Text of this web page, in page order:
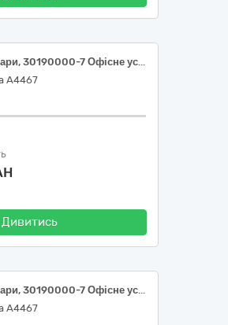
Канцелярські товари, 30190000-7 Офісне устаткування та приладдя різне за ДК 021:2015 Єдиного закупівельного словника
А4467
Дивитись
Канцелярські товари, 30190000-7 Офісне устаткування та приладдя різне за ДК 021:2015 Єдиного закупівельного словника
А4467